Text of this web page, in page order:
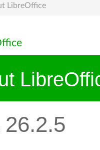
LibreOffice
26.2.5